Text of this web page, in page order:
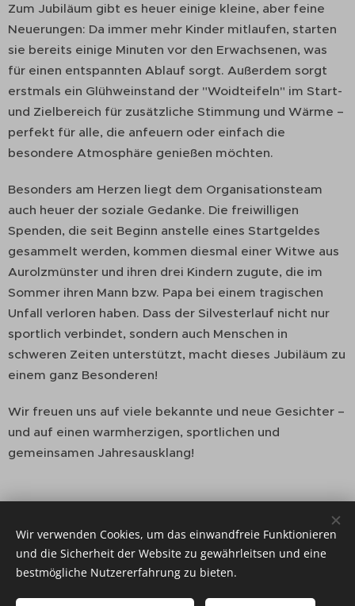
Zum Jubiläum gibt es heuer einige kleine, aber feine
Neuerungen: Da immer mehr Kinder mitlaufen, starten
sie bereits einige Minuten vor den Erwachsenen, was
für einen entspannten Ablauf sorgt. Außerdem sorgt
erstmals ein Glühweinstand der "Woidteifeln" im Start-
und Zielbereich für zusätzliche Stimmung und Wärme –
perfekt für alle, die anfeuern oder einfach die
besondere Atmosphäre genießen möchten.
Besonders am Herzen liegt dem Organisationsteam
auch heuer der soziale Gedanke. Die freiwilligen
Spenden, die seit Beginn anstelle eines Startgeldes
gesammelt werden, kommen diesmal einer Witwe aus
Aurolzmünster und ihren drei Kindern zugute, die im
Sommer ihren Mann bzw. Papa bei einem tragischen
Unfall verloren haben. Dass der Silvesterlauf nicht nur
sportlich verbindet, sondern auch Menschen in
schweren Zeiten unterstützt, macht dieses Jubiläum zu
einem ganz Besonderen!
Wir freuen uns auf viele bekannte und neue Gesichter –
und auf einen warmherzigen, sportlichen und
gemeinsamen Jahresausklang!
Münsterer Silvesterlauf - seit 2006
Wir verwenden Cookies, um das einwandfreie Funktionieren
und die Sicherheit der Website zu gewährleitsen und eine
bestmögliche Nutzererfahrung zu bieten.